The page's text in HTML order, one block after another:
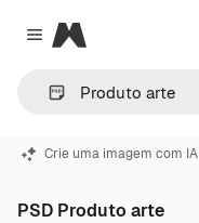
Close menu
Magnific
Crie uma imagem com IA
PSD Produto arte